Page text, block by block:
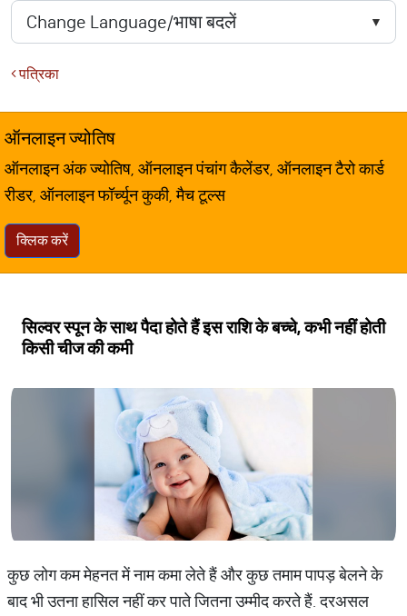
पत्रिका
ऑनलाइन ज्योतिष
ऑनलाइन अंक ज्योतिष, ऑनलाइन पंचांग कैलेंडर, ऑनलाइन टैरो कार्ड
रीडर, ऑनलाइन फॉर्च्यून कुकी, मैच टूल्स
क्लिक करें
सिल्वर स्पून के साथ पैदा होते हैं इस राशि के बच्चे, कभी नहीं होती
किसी चीज की कमी
कुछ लोग कम मेहनत में नाम कमा लेते हैं और कुछ तमाम पापड़ बेलने के
बाद भी उतना हासिल नहीं कर पाते जितना उम्मीद करते हैं. दरअसल